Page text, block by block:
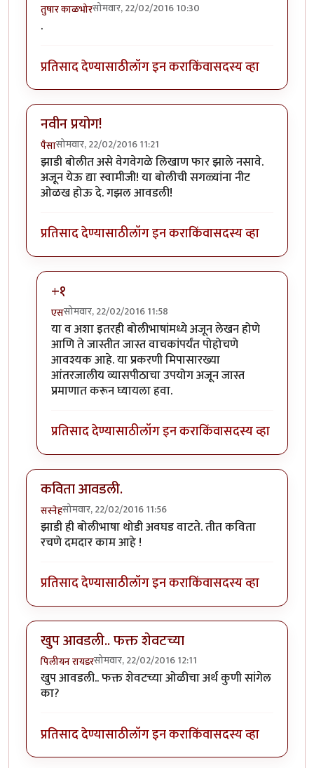
तुषार काळभोरसोमवार, 22/02/2016 10:30
.
प्रतिसाद देण्यासाठीलॉग इन कराकिंवासदस्य व्हा
नवीन प्रयोग!
पैसासोमवार, 22/02/2016 11:21
झाडी बोलीत असे वेगवेगळे लिखाण फार झाले नसावे.
अजून येऊ द्या स्वामीजी! या बोलीची सगळ्यांना नीट
ओळख होऊ दे. गझल आवडली!
प्रतिसाद देण्यासाठीलॉग इन कराकिंवासदस्य व्हा
+१
एससोमवार, 22/02/2016 11:58
In reply toनवीन प्रयोग!byपैसा
या व अशा इतरही बोलीभाषांमध्ये अजून लेखन होणे
आणि ते जास्तीत जास्त वाचकांपर्यंत पोहोचणे
आवश्यक आहे. या प्रकरणी मिपासारख्या
आंतरजालीय व्यासपीठाचा उपयोग अजून जास्त
प्रमाणात करून घ्यायला हवा.
प्रतिसाद देण्यासाठीलॉग इन कराकिंवासदस्य व्हा
कविता आवडली.
सस्नेहसोमवार, 22/02/2016 11:56
झाडी ही बोलीभाषा थोडी अवघड वाटते. तीत कविता
रचणे दमदार काम आहे !
प्रतिसाद देण्यासाठीलॉग इन कराकिंवासदस्य व्हा
खुप आवडली.. फक्त शेवटच्या
पिलीयन रायडरसोमवार, 22/02/2016 12:11
खुप आवडली.. फक्त शेवटच्या ओळीचा अर्थ कुणी सांगेल
का?
प्रतिसाद देण्यासाठीलॉग इन कराकिंवासदस्य व्हा